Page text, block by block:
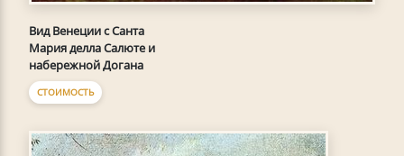
Вид Венеции с Санта
Мария делла Салюте и
набережной Догана
СТОИМОСТЬ